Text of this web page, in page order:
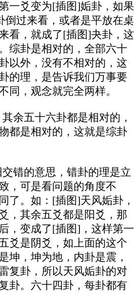
一爻变为[插图]姤卦，如果
倒过来看，或者是平放在桌
看，就成了[插图]夬卦，这
综卦是相对的，全部六十
以外，没有不相对的，这
的理，是告诉我们万事要
同，观念就完全两样。
余五十六卦都是相对的，
都是相对的，这就是综卦
错的意思，错卦的理是立
，可是看问题的角度不
了。如：[插图]天风姤卦，
，其余五爻都是阳爻，那
，变成了[插图]，这样第一
爻是阴爻，如上面的这个
坤，坤为地，内卦是震，
复卦，所以天风姤卦的对
卦。六十四卦，每卦都有